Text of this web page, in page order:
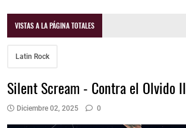
VISTAS A LA PÁGINA TOTALES
Latin Rock
Silent Scream - Contra el Olvido II
Diciembre 02, 2025 0